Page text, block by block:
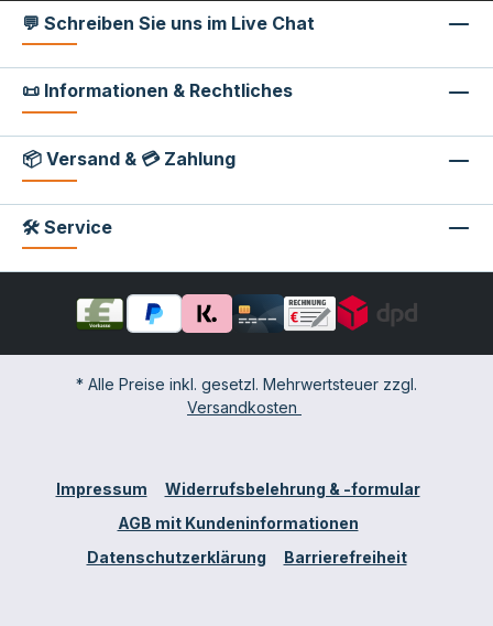
💬 Schreiben Sie uns im Live Chat
📜 Informationen & Rechtliches
📦 Versand & 💳 Zahlung
🛠 Service
* Alle Preise inkl. gesetzl. Mehrwertsteuer zzgl.
Versandkosten
Impressum
Widerrufsbelehrung & -formular
AGB mit Kundeninformationen
Datenschutzerklärung
Barrierefreiheit